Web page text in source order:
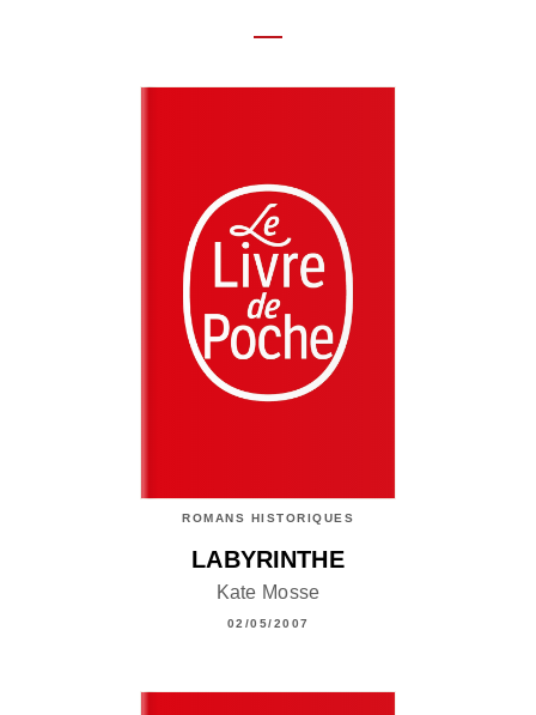
ROMANS HISTORIQUES
LABYRINTHE
Kate Mosse
02/05/2007